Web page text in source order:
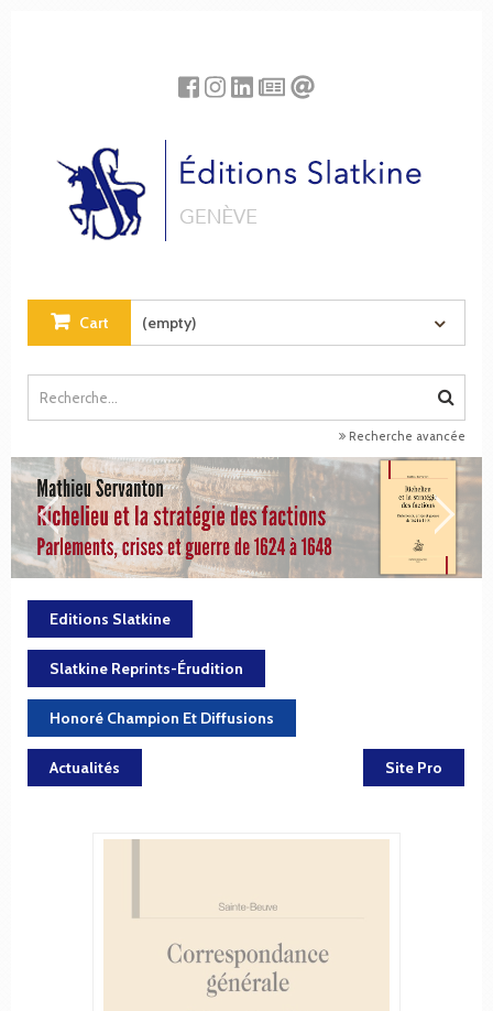
Cart (empty)
Recherche avancée
Editions Slatkine
Slatkine Reprints-Érudition
Honoré Champion Et Diffusions
Actualités Site Pro